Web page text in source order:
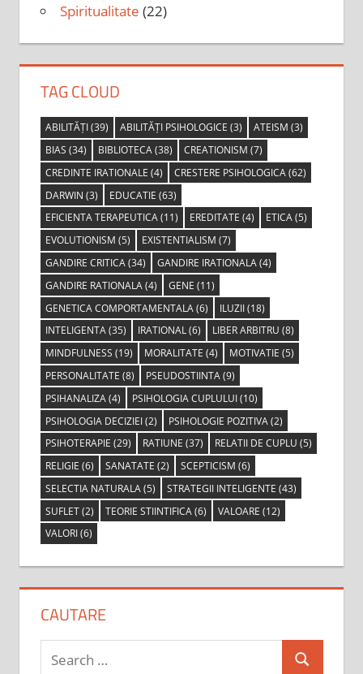
Spiritualitate (22)
TAG CLOUD
ABILITĂȚI(39) ABILITĂȚI PSIHOLOGICE (3) ATEISM (3)
BIAS (34) BIBLIOTECA(38) CREATIONISM (7)
CREDINTE IRATIONALE (4) CRESTERE PSIHOLOGICA(62)
DARWIN (3) EDUCATIE (63)
EFICIENTA TERAPEUTICA(11) EREDITATE (4) ETICA(5)
EVOLUTIONISM (5) EXISTENTIALISM (7)
GANDIRE CRITICA(34) GANDIRE IRATIONALA(4)
GANDIRE RATIONALA(4) GENE (11)
GENETICA COMPORTAMENTALA(6) ILUZII(18)
INTELIGENTA(35) IRATIONAL(6) LIBER ARBITRU (8)
MINDFULNESS (19) MORALITATE (4) MOTIVATIE (5)
PERSONALITATE (8) PSEUDOSTIINTA(9)
PSIHANALIZA(4) PSIHOLOGIA CUPLULUI(10)
PSIHOLOGIA DECIZIEI(2) PSIHOLOGIE POZITIVA(2)
PSIHOTERAPIE (29) RATIUNE (37) RELATII DE CUPLU (5)
RELIGIE (6) SANATATE (2) SCEPTICISM (6)
SELECTIA NATURALA(5) STRATEGII INTELIGENTE (43)
SUFLET(2) TEORIE STIINTIFICA(6) VALOARE (12)
VALORI(6)
CAUTARE
Search
Search